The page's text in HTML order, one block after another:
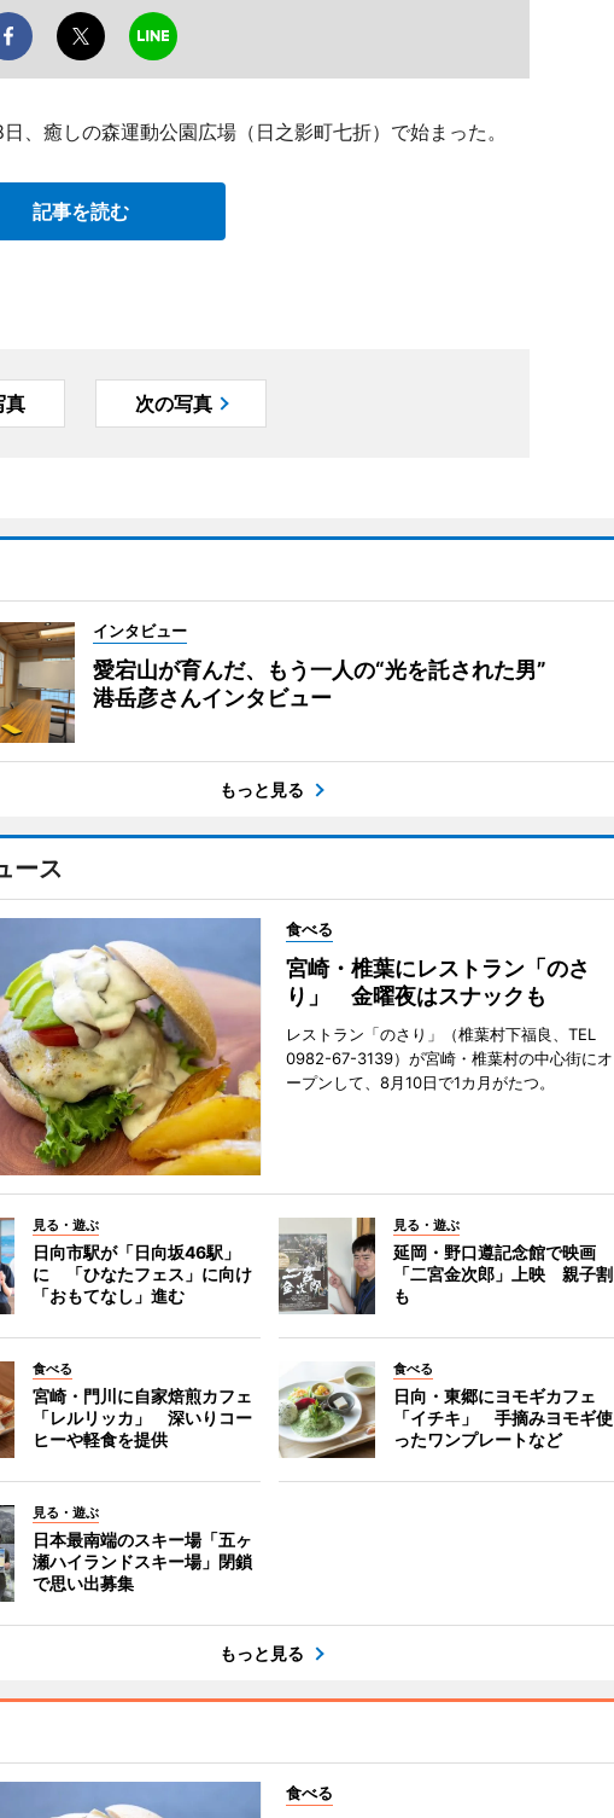
、癒しの森運動公園広場（日之影町七折）で始まった。
記事を読む
真 次の写真
インタビュー
愛宕山が育んだ、もう一人の“光を託された男”
港岳彦さんインタビュー
もっと見る
ース
食べる
宮崎・椎葉にレストラン「のさ
り」 金曜夜はスナックも
レストラン「のさり」（椎葉村下福良、TEL
0982-67-3139）が宮崎・椎葉村の中心街にオ
ープンして、8月10日で1カ月がたつ。
見る・遊ぶ
日向市駅が「日向坂46駅」
に 「ひなたフェス」に向け
「おもてなし」進む
見る・遊ぶ
延岡・野口遵記念館で映画
「二宮金次郎」上映 親子割
も
食べる
宮崎・門川に自家焙煎カフェ
「レルリッカ」 深いりコー
ヒーや軽食を提供
食べる
日向・東郷にヨモギカフェ
「イチキ」 手摘みヨモギ使
ったワンプレートなど
見る・遊ぶ
日本最南端のスキー場「五ヶ
瀬ハイランドスキー場」閉鎖
で思い出募集
もっと見る
食べる